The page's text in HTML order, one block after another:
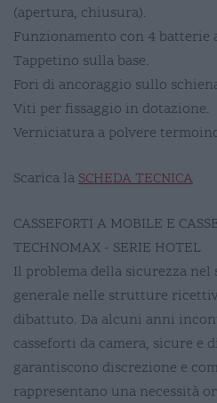
(apertura, chiusura).
Funzionamento con 4 batterie
Tappetino sulla base.
Fori di ancoraggio sullo
Viti per fissaggio in dotazione.
Verniciatura a polvere
Scarica laSCHEDA TECNICA
CASSEFORTI A MOBILE E
TECHNOMAX - SERIE HOTEL
Il problema della sicurezza
generale nelle strutture
dibattuto. Da alcuni anni
casseforti da camera, sicure e
garantiscono discrezione e
rappresentano una necessità